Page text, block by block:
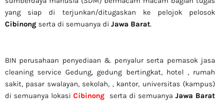
yang siap di terjunkan/ditugaskan ke pelojok pelosok
Cibinong serta di semuanya di Jawa Barat.
BIN perusahaan penyediaan & penyalur serta pemasok jasa
cleaning service Gedung, gedung bertingkat, hotel , rumah
sakit, pasar swalayan, sekolah, , kantor, universitas (kampus)
di semuanya lokasi Cibinong serta di semuanya Jawa Barat